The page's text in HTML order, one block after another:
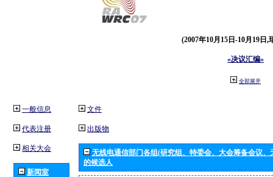
(2007年10月15日-10月19日,
«决议汇编»
全部展开
一般信息
代表注册
相关大会
新闻室
文件
出版物
无线电通信部门各组(研究组、特委会、大会筹备会议
的候选人